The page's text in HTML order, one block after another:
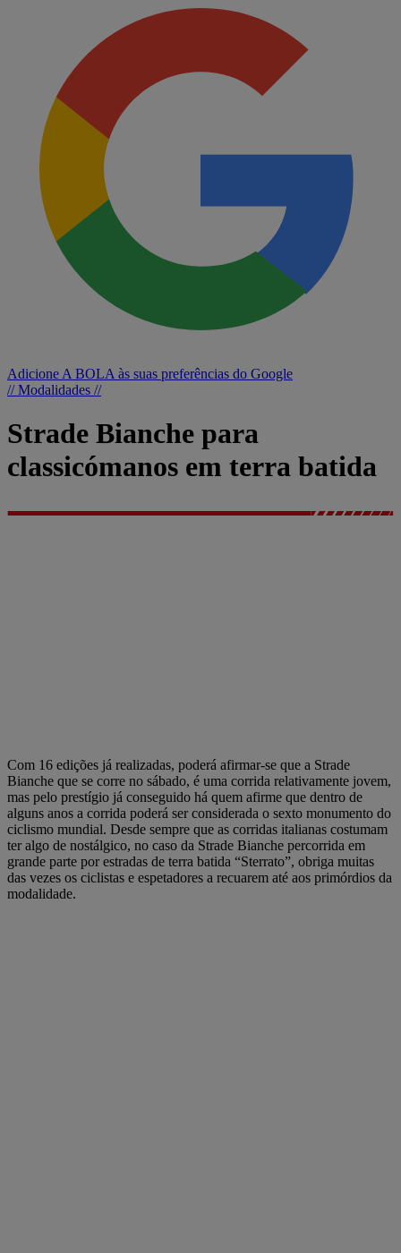
Adicione A BOLA às suas preferências do Google
// Modalidades //
Strade Bianche para
classicómanos em terra batida
Com 16 edições já realizadas, poderá afirmar-se que a Strade
Bianche que se corre no sábado, é uma corrida relativamente jovem,
mas pelo prestígio já conseguido há quem afirme que dentro de
alguns anos a corrida poderá ser considerada o sexto monumento do
ciclismo mundial. Desde sempre que as corridas italianas costumam
ter algo de nostálgico, no caso da Strade Bianche percorrida em
grande parte por estradas de terra batida “Sterrato”, obriga muitas
das vezes os ciclistas e espetadores a recuarem até aos primórdios da
modalidade.